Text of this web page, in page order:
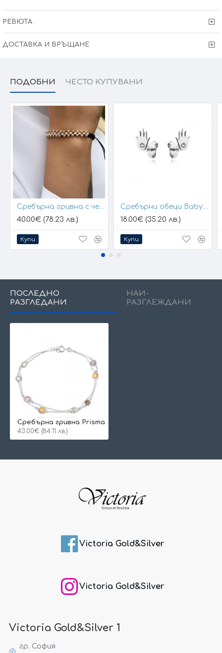
· Произведено в България
Victoria Gold - Всичко хубаво е с теб!
РЕВЮТА
ДОСТАВКА И ВРЪЩАНЕ
ПОДОБНИ ЧЕСТО КУПУВАНИ
Сребърна гривна с черен конец и позлатени топчета
40.00€ (78.23 лв.)
Купи
Сребърни обеци Baby Hands
18.00€ (35.20 лв.)
Купи
ПОСЛЕДНО
РАЗГЛЕДАНИ
НАЙ-
РАЗГЛЕЖДАНИ
Сребърна гривна Prisma
43.00€ (84.11 лв.)
Victoria Gold&Silver
Victoria Gold&Silver
Victoria Gold&Silver 1
гр. София